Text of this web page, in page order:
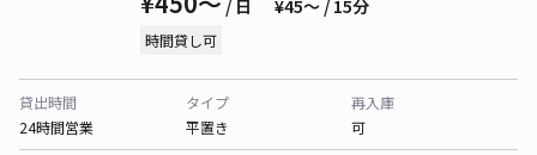
/ 日 ¥45〜 / 15分
時間貸し可
貸出時間
24時間営業
タイプ
平置き
再入庫
可